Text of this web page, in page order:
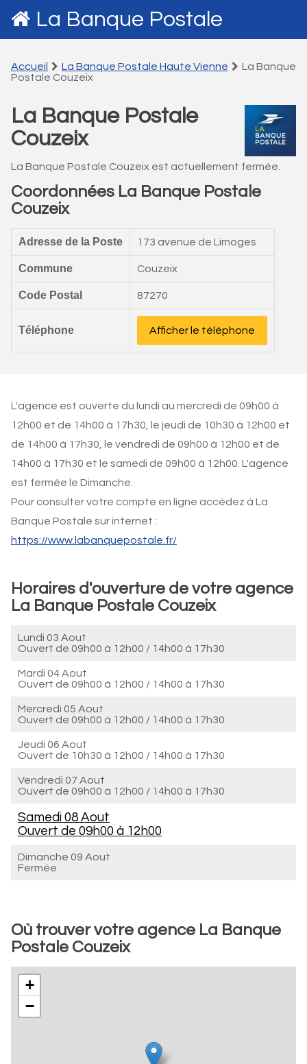
La Banque Postale
Accueil La Banque Postale Haute Vienne
La Banque
Postale Couzeix
La Banque Postale
Couzeix
La Banque Postale Couzeix est actuellement fermée.
Coordonnées La Banque Postale
Couzeix
Adresse de la Poste 173 avenue de Limoges
Commune Couzeix
Code Postal 87270
Téléphone Afficher le téléphone
L'agence est ouverte du lundi au mercredi de 09h00 à
12h00 et de 14h00 à 17h30, le jeudi de 10h30 à 12h00 et
de 14h00 à 17h30, le vendredi de 09h00 à 12h00 et de
14h00 à 17h30 et le samedi de 09h00 à 12h00. L'agence
est fermée le Dimanche.
Pour consulter votre compte en ligne accédez à La
Banque Postale sur internet :
https://www.labanquepostale.fr/
Horaires d'ouverture de votre agence
La Banque Postale Couzeix
Lundi 03 Aout
Ouvert de 09h00 à 12h00 / 14h00 à 17h30
Mardi 04 Aout
Ouvert de 09h00 à 12h00 / 14h00 à 17h30
Mercredi 05 Aout
Ouvert de 09h00 à 12h00 / 14h00 à 17h30
Jeudi 06 Aout
Ouvert de 10h30 à 12h00 / 14h00 à 17h30
Vendredi 07 Aout
Ouvert de 09h00 à 12h00 / 14h00 à 17h30
Samedi 08 Aout
Ouvert de 09h00 à 12h00
Dimanche 09 Aout
Fermée
Où trouver votre agence La Banque
Postale Couzeix
+
−